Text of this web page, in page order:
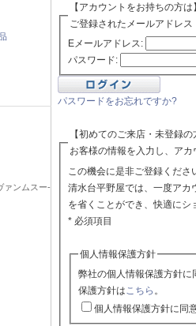
ァンムスー-
【アカウントをお持ちの方は
ご登録されたメールアドレ
Eメールアドレス:
パスワード:
パスワードをお忘れですか?
【初めてのご来店・未登録の
お客様の情報を入力し、ア
この機会に是非ご登録くださ
清水台平野屋では、一度アカ
を省くことができ、快適に
* 必須項目
個人情報保護方針
弊社の個人情報保護方針
保護方針は こちら 。
個人情報保護方針に同